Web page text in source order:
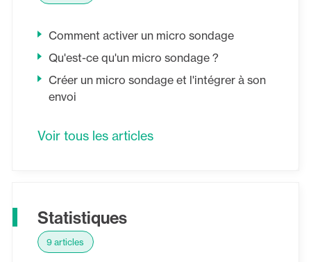
Comment activer un micro sondage
Qu'est-ce qu'un micro sondage ?
Créer un micro sondage et l'intégrer à son
envoi
Voir tous les articles
Statistiques
9 articles